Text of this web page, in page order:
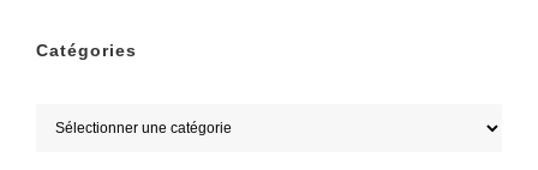
Catégories